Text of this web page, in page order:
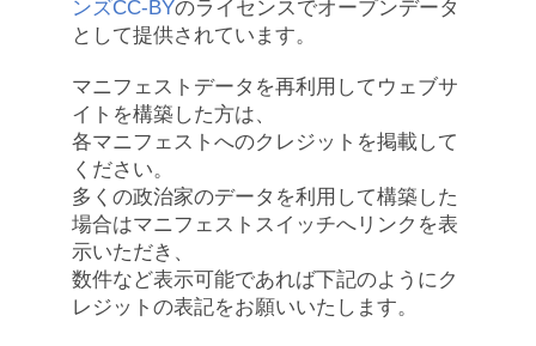
ンズCC-BYのライセンスでオープンデータ
として提供されています。
マニフェストデータを再利用してウェブサ
イトを構築した方は、
各マニフェストへのクレジットを掲載して
ください。
多くの政治家のデータを利用して構築した
場合はマニフェストスイッチへリンクを表
示いただき、
数件など表示可能であれば下記のようにク
レジットの表記をお願いいたします。